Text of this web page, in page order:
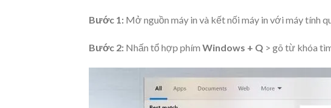
Bước 1: Mở nguồn máy in và kết nối máy in với máy tính
Bước 2: Nhấn tổ hợp phím Windows + Q > gõ từ khóa